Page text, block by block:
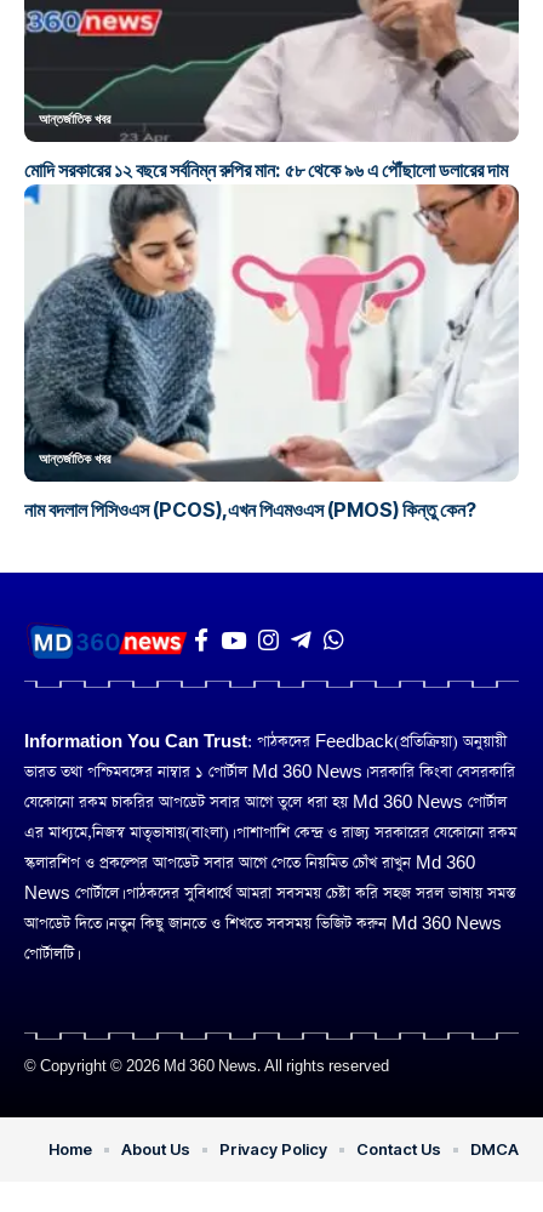
আন্তর্জাতিক খবর
মোদি সরকারের ১২ বছরে সর্বনিম্ন রুপির মান: ৫৮ থেকে ৯৬ এ পৌঁছালো ডলারের দাম
আন্তর্জাতিক খবর
নাম বদলাল পিসিওএস (PCOS),এখন পিএমওএস (PMOS) কিন্তু কেন?
Information You Can Trust: পাঠকদের Feedback(প্রতিক্রিয়া) অনুয়ায়ী
ভারত তথা পশ্চিমবঙ্গের নাম্বার ১ পোর্টাল Md 360 News। সরকারি কিংবা বেসরকারি
যেকোনো রকম চাকরির আপডেট সবার আগে তুলে ধরা হয় Md 360 News পোর্টাল
এর মাধ্যমে,নিজস্ব মাতৃভাষায়(বাংলা)। পাশাপাশি কেন্দ্র ও রাজ্য সরকারের যেকোনো রকম
স্কলারশিপ ও প্রকল্পের আপডেট সবার আগে পেতে নিয়মিত চোঁখ রাখুন Md 360
News পোর্টালে। পাঠকদের সুবিধার্থে আমরা সবসময় চেষ্টা করি সহজ সরল ভাষায় সমস্ত
আপডেট দিতে। নতুন কিছু জানতে ও শিখতে সবসময় ভিজিট করুন Md 360 News
পোর্টালটি।
© Copyright © 2026 Md 360 News. All rights reserved
Home About Us Privacy Policy Contact Us DMCA